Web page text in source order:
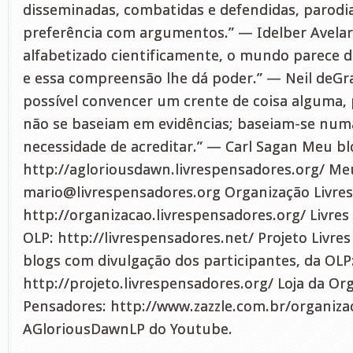
disseminadas, combatidas e defendidas,
preferência com argumentos.” — Idelber Avelar
alfabetizado cientificamente, o mundo parece
e essa compreensão lhe dá poder.” — Neil
possível convencer um crente de coisa alguma,
não se baseiam em evidências; baseiam-se
necessidade de acreditar.” — Carl Sagan Meu
http://agloriousdawn.livrespensadores.org/
mario@livrespensadores.org Organização
http://organizacao.livrespensadores.org/ Livres
OLP: http://livrespensadores.net/ Projeto Livres
blogs com divulgação dos participantes, da
http://projeto.livrespensadores.org/ Loja da
Pensadores: http://www.zazzle.com.br/
AGloriousDawnLP do Youtube.